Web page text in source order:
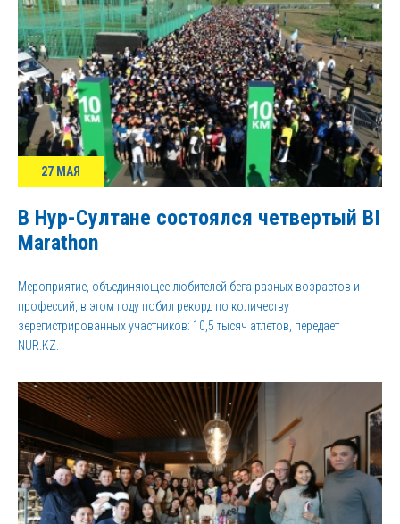
27 МАЯ
В Нур-Султане состоялся четвертый BI
Marathon
Мероприятие, объединяющее любителей бега разных возрастов и
профессий, в этом году побил рекорд по количеству
зерегистрированных участников: 10,5 тысяч атлетов, передает
NUR.KZ.